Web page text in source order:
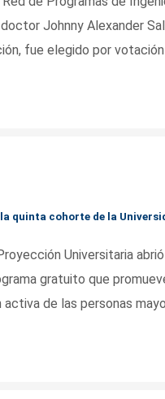
Johnny Alexander
fue elegido por
quinta cohorte de la
Universitaria
gratuito que
de las personas